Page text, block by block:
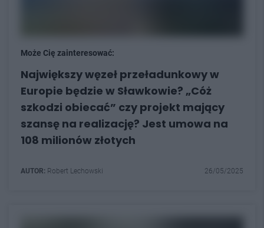
Może Cię zainteresować:
Największy węzeł przeładunkowy w
Europie będzie w Sławkowie? „Cóż
szkodzi obiecać” czy projekt mający
szansę na realizację? Jest umowa na
108 milionów złotych
AUTOR: Robert Lechowski 26/05/2025